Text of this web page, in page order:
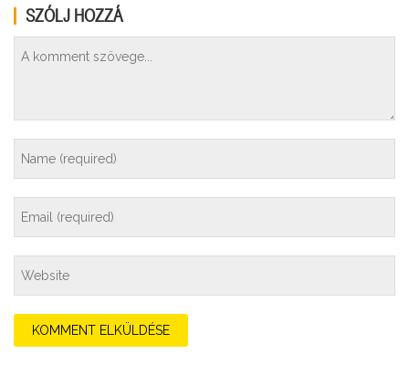
SZÓLJ HOZZÁ